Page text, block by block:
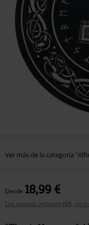
Ver más de la categoría
Desde 18,99 €
Los precios incluyen IVA, no